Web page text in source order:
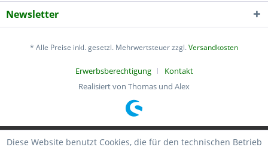
Newsletter
* Alle Preise inkl. gesetzl. Mehrwertsteuer zzgl.Versandkosten
Erwerbsberechtigung
Kontakt
Realisiert von Thomas und Alex
Diese Website benutzt Cookies, die für den technischen Betrieb